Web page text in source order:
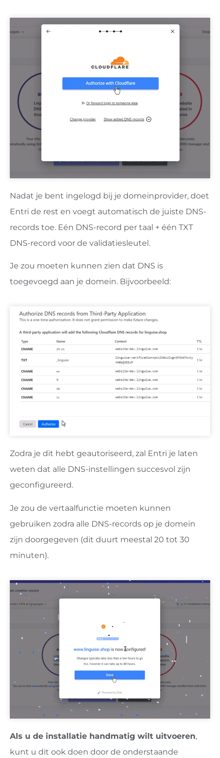
Nadat je bent ingelogd bij je domeinprovider, doet
Entri de rest en voegt automatisch de juiste DNS-
records toe. Eén DNS-record per taal + één TXT
DNS-record voor de validatiesleutel.
Je zou moeten kunnen zien dat DNS is
toegevoegd aan je domein. Bijvoorbeeld:
Zodra je dit hebt geautoriseerd, zal Entri je laten
weten dat alle DNS-instellingen succesvol zijn
geconfigureerd.
Je zou de vertaalfunctie moeten kunnen
gebruiken zodra alle DNS-records op je domein
zijn doorgegeven (dit duurt meestal 20 tot 30
minuten).
Als u de installatie handmatig wilt uitvoeren,
kunt u dit ook doen door de onderstaande